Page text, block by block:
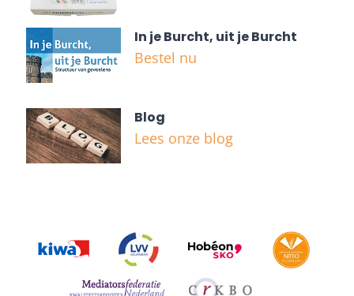
In je Burcht, uit je Burcht
Bestel nu
Blog
Lees onze blog